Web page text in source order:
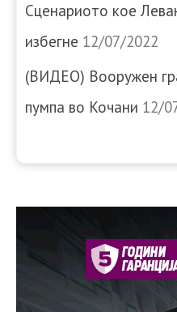
Сценариото кое
избегне 12/07/2022
(ВИДЕО) Вооружен
пумпа во Кочани 12/